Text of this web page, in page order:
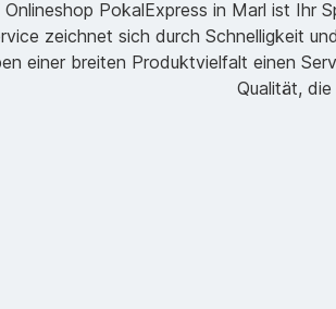
PokalExpress in Marl ist Ihr
zeichnet sich durch Schnelligkeit
einer breiten Produktvielfalt einen
Qualität,